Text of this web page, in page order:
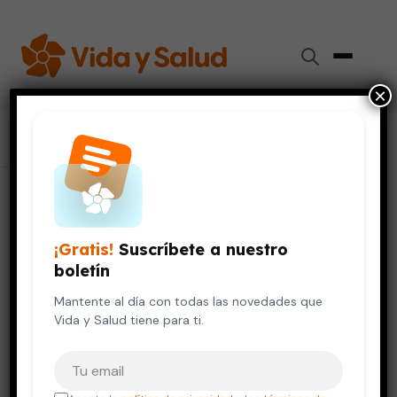
Colaboradores
Doctora
Psicología
TÍTULOS ACADÉMICOS
Psicología Clínica
¡Gratis! Suscríbete a nuestro
boletín
Mantente al día con todas las novedades que
Vida y Salud tiene para ti.
×